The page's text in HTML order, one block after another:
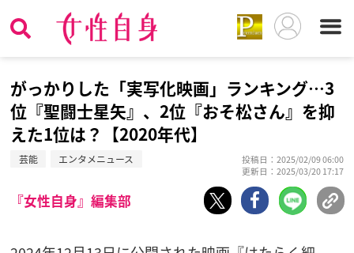
がっかりした「実写化映画」ランキング…3
位『聖闘士星矢』、2位『おそ松さん』を抑
えた1位は？【2020年代】
芸能 エンタメニュース
投稿日：2025/02/09 06:00
更新日：2025/03/20 17:17
『女性自身』編集部